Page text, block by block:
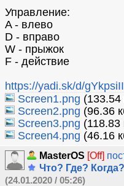
Управление:
A - влево
D - вправо
W - прыжок
F - действие
https://yadi.sk/d/
Screen1.png (133.54
Screen2.png (96.36
Screen3.png (118.83
Screen4.png (46.16
MasterOS [Off]
Что? Где? Когда?
(24.01.2020 / 05:26)